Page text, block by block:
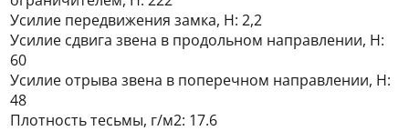
Усилие передвижения замка, Н: 2,2
Усилие сдвига звена в продольном направлении, Н:
60
Усилие отрыва звена в поперечном направлении, Н:
48
Плотность тесьмы, г/м2: 17.6